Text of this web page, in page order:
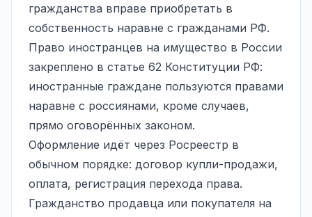
гражданства вправе приобретать в
собственность наравне с гражданами РФ.
Право иностранцев на имущество в России
закреплено в статье 62 Конституции РФ:
иностранные граждане пользуются правами
наравне с россиянами, кроме случаев,
прямо оговорённых законом.
Оформление идёт через Росреестр в
обычном порядке: договор купли-продажи,
оплата, регистрация перехода права.
Гражданство продавца или покупателя на